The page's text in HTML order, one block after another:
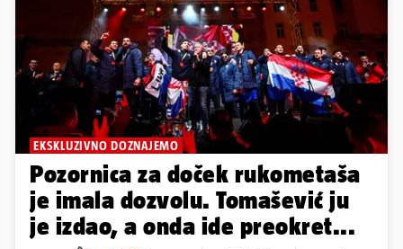
EKSKLUZIVNO DOZNAJEMO
Pozornica za doček rukometaša
je imala dozvolu. Tomašević ju
je izdao, a onda ide preokret...